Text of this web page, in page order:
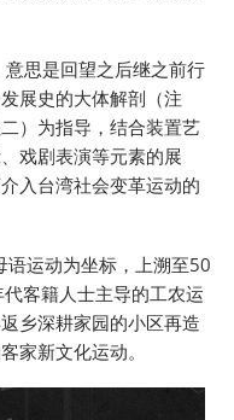
意思是回望之后继之前行
展史的大体解剖（注
）为指导，结合装置艺
戏剧表演等元素的展
入台湾社会变革运动的
运动为坐标，上溯至50
客籍人士主导的工农运
乡深耕家园的小区再造
家新文化运动。